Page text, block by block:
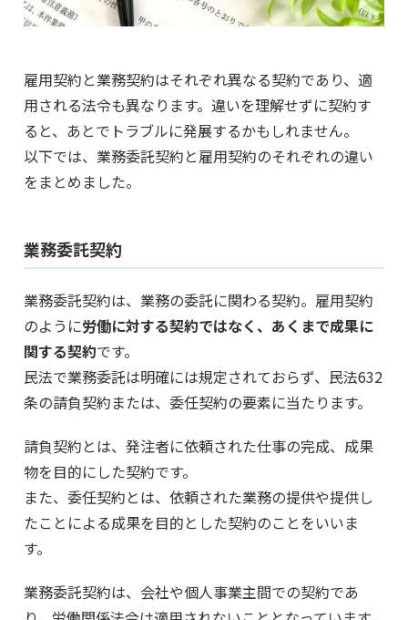
雇用契約と業務契約はそれぞれ異なる契約であり、適
用される法令も異なります。違いを理解せずに契約す
ると、あとでトラブルに発展するかもしれません。
以下では、業務委託契約と雇用契約のそれぞれの違い
をまとめました。
業務委託契約
業務委託契約は、業務の委託に関わる契約。雇用契約
のように労働に対する契約ではなく、あくまで成果に
関する契約です。
民法で業務委託は明確には規定されておらず、民法632
条の請負契約または、委任契約の要素に当たります。
請負契約とは、発注者に依頼された仕事の完成、成果
物を目的にした契約です。
また、委任契約とは、依頼された業務の提供や提供し
たことによる成果を目的とした契約のことをいいま
す。
業務委託契約は、会社や個人事業主間での契約であ